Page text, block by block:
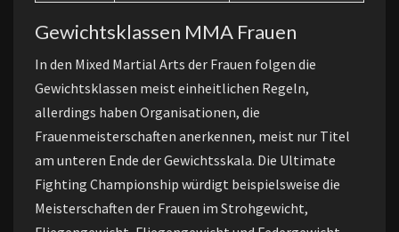
Gewichtsklassen MMA Frauen
In den Mixed Martial Arts der Frauen folgen die
Gewichtsklassen meist einheitlichen Regeln,
allerdings haben Organisationen, die
Frauenmeisterschaften anerkennen, meist nur Titel
am unteren Ende der Gewichtsskala. Die Ultimate
Fighting Championship würdigt beispielsweise die
Meisterschaften der Frauen im Strohgewicht,